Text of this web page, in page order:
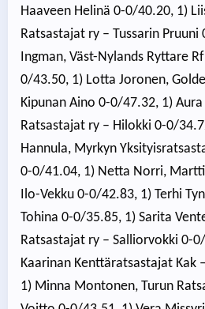
Haaveen Helinä 0-0/40.20, 1)
Ratsastajat ry – Tussarin
Ingman, Väst-Nylands Ryttare
0/43.50, 1) Lotta Joronen,
Kipunan Aino 0-0/47.32, 1)
Ratsastajat ry – Hilokki 0-0/
Hannula, Myrkyn
0-0/41.04, 1) Netta Norri,
Ilo-Vekku 0-0/42.83, 1) Terhi
Tohina 0-0/35.85, 1) Sarita
Ratsastajat ry – Salliorvokki 0-
Kaarinan Kenttäratsastajat Kak
1) Minna Montonen, Turun